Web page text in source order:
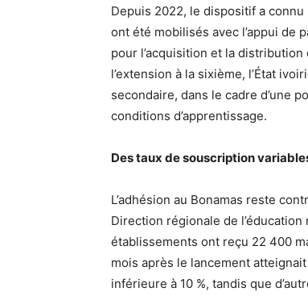
Depuis 2022, le dispositif a
ont été mobilisés avec l’appui de
pour l’acquisition et la
l’extension à la sixième, l’État
secondaire, dans le cadre d’une
conditions d’apprentissage.
Des taux de souscription
L’adhésion au Bonamas reste
Direction régionale de l’éducation
établissements ont reçu 22 400
mois après le lancement
inférieure à 10 %, tandis que